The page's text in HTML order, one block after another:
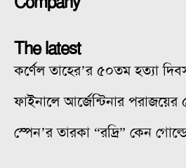
The latest
কর্ণেল তাহের’র ৫০তম হত্যা
ফাইনালে আর্জেন্টিনার
স্পেন’র তারকা “রদ্রি” কেন